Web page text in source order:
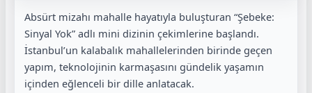
Absürt mizahı mahalle hayatıyla buluşturan “Şebeke:
Sinyal Yok” adlı mini dizinin çekimlerine başlandı.
İstanbul’un kalabalık mahallelerinden birinde geçen
yapım, teknolojinin karmaşasını gündelik yaşamın
içinden eğlenceli bir dille anlatacak.